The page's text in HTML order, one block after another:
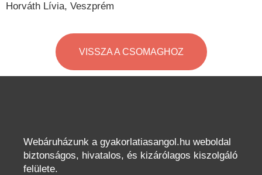
Horváth Lívia, Veszprém
VISSZA A CSOMAGHOZ
Webáruházunk a gyakorlatiasangol.hu weboldal
biztonságos, hivatalos, és kizárólagos kiszolgáló
felülete.